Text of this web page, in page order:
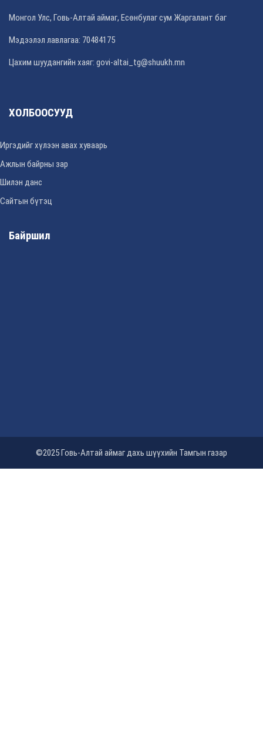
Монгол Улс, Говь-Алтай аймаг, Есөнбулаг сум Жаргалант баг
Мэдээлэл лавлагаа: 70484175
Цахим шуудангийн хаяг: govi-altai_tg@shuukh.mn
ХОЛБООСУУД
Иргэдийг хүлээн авах хуваарь
Ажлын байрны зар
Шилэн данс
Сайтын бүтэц
Байршил
©2025 Говь-Алтай аймаг дахь шүүхийн Тамгын газар